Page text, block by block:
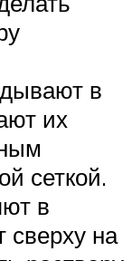
в
их
сеткой.
в
сверху на